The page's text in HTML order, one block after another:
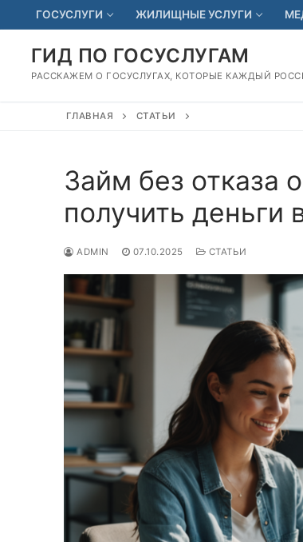
Перейти
к
содержимому
ГОСУСЛУГИ ЖИЛИЩНЫЕ УСЛУГИ
ГИД ПО ГОСУСЛУГАМ
РАССКАЖЕМ О ГОСУСЛУГАХ, КОТОРЫЕ КАЖДЫЙ
ГЛАВНАЯ СТАТЬИ
Займ без отказа
получить
ADMIN 07.10.2025 СТАТЬИ